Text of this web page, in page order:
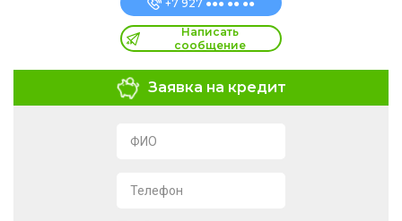
+7 927 ●●● ●● ●●
Написать
сообщение
Заявка на кредит
ФИО
Телефон